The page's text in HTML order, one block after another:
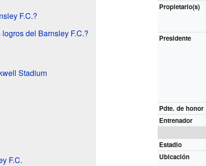
Propietario(s)
Presidente
Pdte. de honor
Entrenador
Estadio
Ubicación
F.C.?
del Barnsley F.C.?
Stadium
F.C.